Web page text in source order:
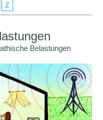
Z
Belastungen